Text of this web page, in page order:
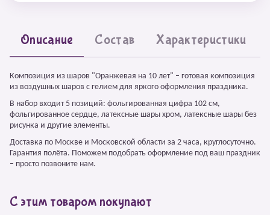
Описание Состав Характеристики
Композиция из шаров "Оранжевая на 10 лет" – готовая композиция
из воздушных шаров с гелием для яркого оформления праздника.
В набор входит 5 позиций: фольгированная цифра 102 см,
фольгированное сердце, латексные шары хром, латексные шары без
рисунка и другие элементы.
Доставка по Москве и Московской области за 2 часа, круглосуточно.
Гарантия полёта. Поможем подобрать оформление под ваш праздник
– просто позвоните нам.
С этим товаром покупают